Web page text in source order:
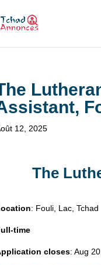
12, 2025
The
: Fouli, Lac, Tchad
time
closes: Aug